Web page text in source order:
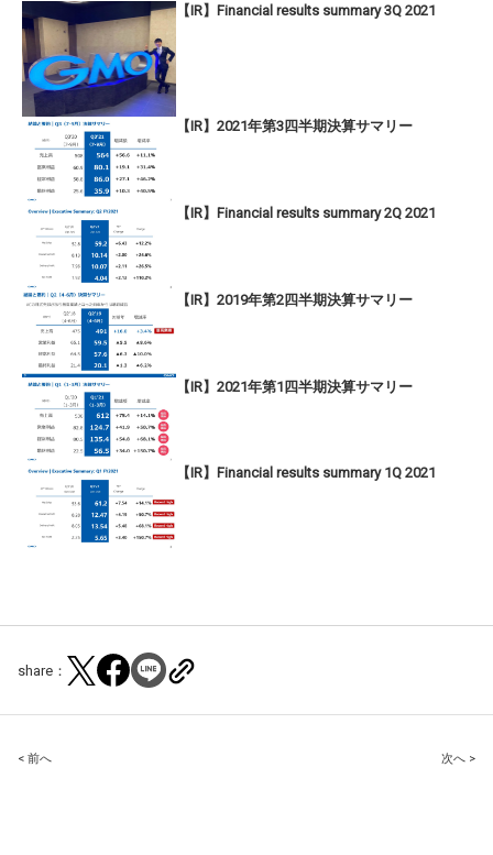
【IR】Financial results summary 3Q 2021
【IR】2021年第3四半期決算サマリー
【IR】Financial results summary 2Q 2021
【IR】2019年第2四半期決算サマリー
【IR】2021年第1四半期決算サマリー
【IR】Financial results summary 1Q 2021
share：
Post
< 前へ 次へ >